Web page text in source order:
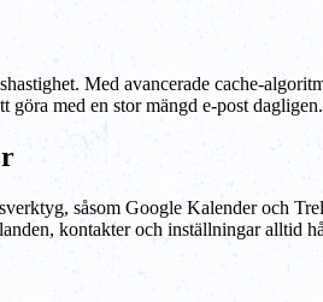
Med avancerade cache-
göra med en stor mängd e-post dagligen.
såsom Google Kalender och
kontakter och inställningar alltid